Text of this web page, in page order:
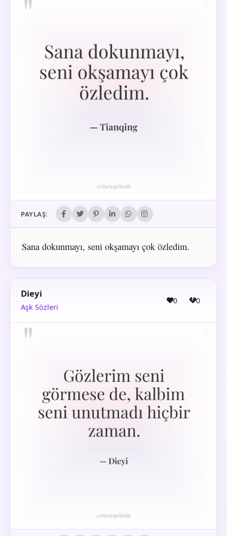
PAYLAŞ:
Sana dokunmayı, seni okşamayı çok özledim.
Dieyi
Aşk Sözleri
0 0